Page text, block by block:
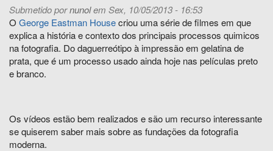
Submetido pornunolem Sex, 10/05/2013 - 16:53
O George Eastman Housecriou uma série de filmes em que
explica a história e contexto dos principais processos quimicos
na fotografia. Do daguerreótipo à impressão em gelatina de
prata, que é um processo usado ainda hoje nas películas preto
e branco.
Os vídeos estão bem realizados e são um recurso interessante
se quiserem saber mais sobre as fundações da fotografia
moderna.